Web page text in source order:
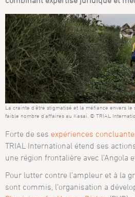
La crainte d’être stigmatisé et la méfiance envers
faible nombre d’affaires au Kasai. © TRIAL
Forte de ses expériences
TRIAL International étend ses
une région frontalière avec l’Angola
Pour lutter contre l’ampleur et à la
sont commis, l’organisation a